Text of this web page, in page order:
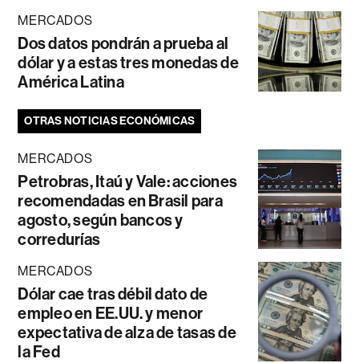
MERCADOS
Dos datos pondrán a prueba al
dólar y a estas tres monedas de
América Latina
OTRAS NOTICIAS ECONÓMICAS
MERCADOS
Petrobras, Itaú y Vale: acciones
recomendadas en Brasil para
agosto, según bancos y
corredurías
MERCADOS
Dólar cae tras débil dato de
empleo en EE.UU. y menor
expectativa de alza de tasas de
la Fed